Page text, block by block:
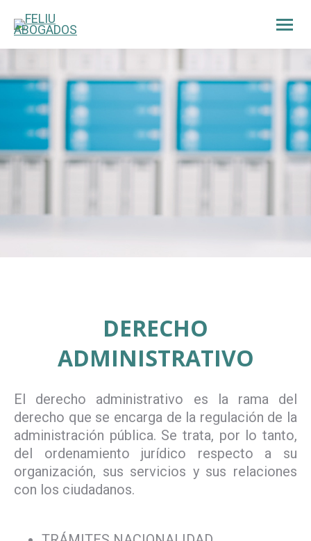
DERECHO
ADMINISTRATIVO
El derecho administrativo es la rama del
derecho que se encarga de la regulación de la
administración pública. Se trata, por lo tanto,
del ordenamiento jurídico respecto a su
organización, sus servicios y sus relaciones
con los ciudadanos.